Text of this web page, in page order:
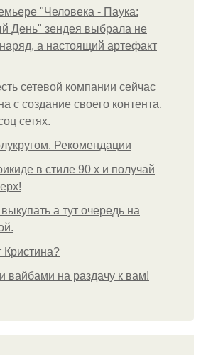
"Человека - Паука:
День" зендея выбрала не
а настоящий артефакт
сетевой компании сейчас
с создание своего контента,
сетях.
Рекомендации
в стиле 90 х и получай
а тут очередь на
Кристина?
вайбами на раздачу к вам!